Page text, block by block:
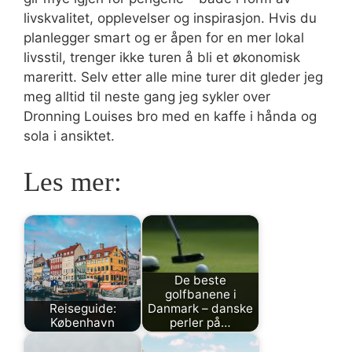
livskvalitet, opplevelser og inspirasjon. Hvis du
planlegger smart og er åpen for en mer lokal
livsstil, trenger ikke turen å bli et økonomisk
mareritt. Selv etter alle mine turer dit gleder jeg
meg alltid til neste gang jeg sykler over
Dronning Louises bro med en kaffe i hånda og
sola i ansiktet.
Les mer:
Reiseguide:
København
De beste
golfbanene i
Danmark – danske
perler på…